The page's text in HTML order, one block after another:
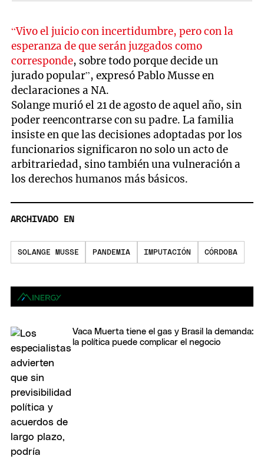
“Vivo el juicio con incertidumbre, pero con la
esperanza de que serán juzgados como
corresponde, sobre todo porque decide un
jurado popular”, expresó Pablo Musse en
declaraciones a NA.
Solange murió el 21 de agosto de aquel año, sin
poder reencontrarse con su padre. La familia
insiste en que las decisiones adoptadas por los
funcionarios significaron no solo un acto de
arbitrariedad, sino también una vulneración a
los derechos humanos más básicos.
ARCHIVADO EN
SOLANGE MUSSE PANDEMIA IMPUTACIÓN CÓRDOBA
Vaca Muerta tiene el gas y Brasil la demanda:
la política puede complicar el negocio